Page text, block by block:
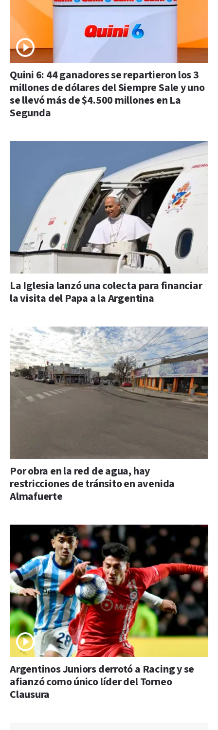
Quini 6: 44 ganadores se repartieron los 3
millones de dólares del Siempre Sale y uno
se llevó más de $4.500 millones en La
Segunda
La Iglesia lanzó una colecta para financiar
la visita del Papa a la Argentina
Por obra en la red de agua, hay
restricciones de tránsito en avenida
Almafuerte
Argentinos Juniors derrotó a Racing y se
afianzó como único líder del Torneo
Clausura